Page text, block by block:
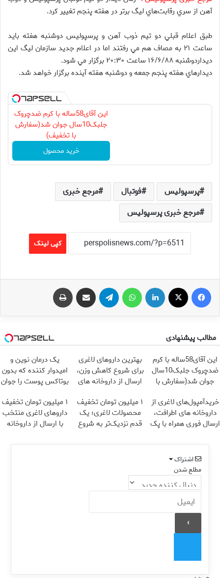
آهن از سري رقابت‌هاي ليگ برتر در هفته پنجم تغيير كرد.
طبق اعلام قبلي دو تيم ذوب آهن و پرسپوليس دوشنبه هفته بايد
ساعت ۲۱ به مصاف هم مي رفتند اما در اعلام جديد سازمان ليگ اين
ديداردوشنبه ۱۶/۶/۸۸ ساعت ۲۰:۳۰ برگزار مي شود.
ديدارهاي هفته پنجم جمعه و دوشنبه هفته آينده برگزار خواهد شد.
این آقای58ساله با کرم ضدچروک
جلبک10سال جوان شد(سفارش
با تخفیف)
خرید محصول
پرسپولیس فوتبال
مرجع خبری
مرجع خبری پرسپولیس
کپی لینک
فیس بوک لینکدین تلگرام اشتراک گذاری از طریق ایمیل
مطالب پیشنهادی
این آقای58ساله با کرم
ضدچروک جلبک10سال
جوان شد(سفارش با
بهترین داروهای لاغری
برای شروع کاهش وزن،
ارسال از داروخانه های
یک درمان نوین و
امیدوار کننده که بدون
بوتاکس پوست را جوان
خریدآمپول‌های لاغری از
داروخانه های اطرافت،
ارسال فوری همراه با پک
۱ میلیون تومان تخفیف
محصولات لاغری؛ یک
قدم نزدیک‌تر به شروع
۱ میلیون تومان تخفیف
داروهای لاغری منتخب
با ارسال از داروخانه
اشتراک
مطلع شدن